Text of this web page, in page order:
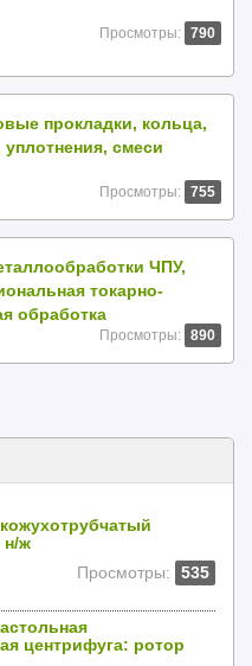
Просмотры: 790
прокладки, кольца,
смеси
Просмотры: 755
ЧПУ,
токарно-
обработка
Просмотры: 890
н/ж
Просмотры:
535
центрифуга: ротор